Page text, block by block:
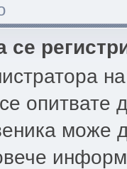
се
опитвате
може